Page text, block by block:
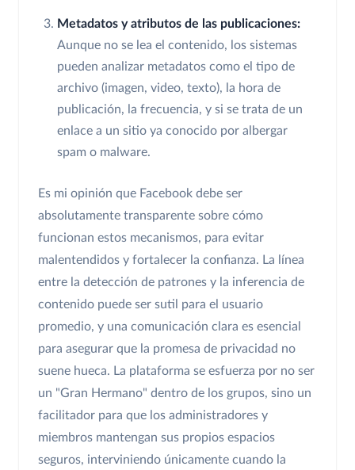
Metadatos y atributos de las publicaciones:
Aunque no se lea el contenido, los sistemas
pueden analizar metadatos como el tipo de
archivo (imagen, video, texto), la hora de
publicación, la frecuencia, y si se trata de un
enlace a un sitio ya conocido por albergar
spam o malware.
Es mi opinión que Facebook debe ser
absolutamente transparente sobre cómo
funcionan estos mecanismos, para evitar
malentendidos y fortalecer la confianza. La línea
entre la detección de patrones y la inferencia de
contenido puede ser sutil para el usuario
promedio, y una comunicación clara es esencial
para asegurar que la promesa de privacidad no
suene hueca. La plataforma se esfuerza por no ser
un "Gran Hermano" dentro de los grupos, sino un
facilitador para que los administradores y
miembros mantengan sus propios espacios
seguros, interviniendo únicamente cuando la